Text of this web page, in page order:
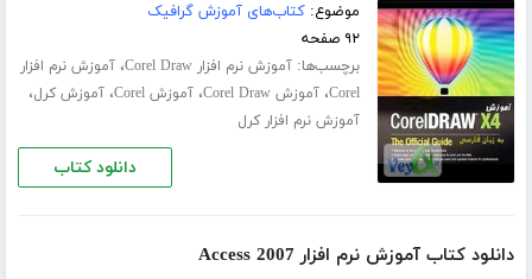
موضوع:کتاب‌های آموزش گرافیک
۹۲ صفحه
برچسب‌ها:آموزش نرم افزار Corel Draw ،آموزش نرم افزار
Corel،آموزش Corel Draw ،آموزش Corel ،آموزش کرل،
آموزش نرم افزار کرل
دانلود کتاب
دانلود کتاب آموزش نرم افزار Access 2007